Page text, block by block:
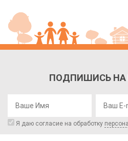
ПОДПИШИСЬ НА
Я даю согласие на обработку